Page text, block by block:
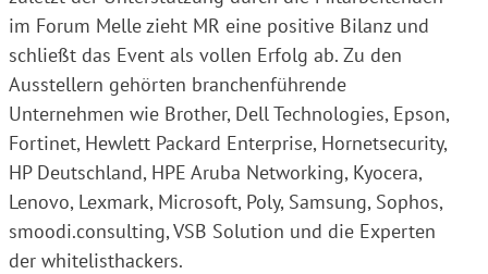
im Forum Melle zieht MR eine positive Bilanz und
schließt das Event als vollen Erfolg ab. Zu den
Ausstellern gehörten branchenführende
Unternehmen wie Brother, Dell Technologies, Epson,
Fortinet, Hewlett Packard Enterprise, Hornetsecurity,
HP Deutschland, HPE Aruba Networking, Kyocera,
Lenovo, Lexmark, Microsoft, Poly, Samsung, Sophos,
smoodi.consulting, VSB Solution und die Experten
der whitelisthackers.